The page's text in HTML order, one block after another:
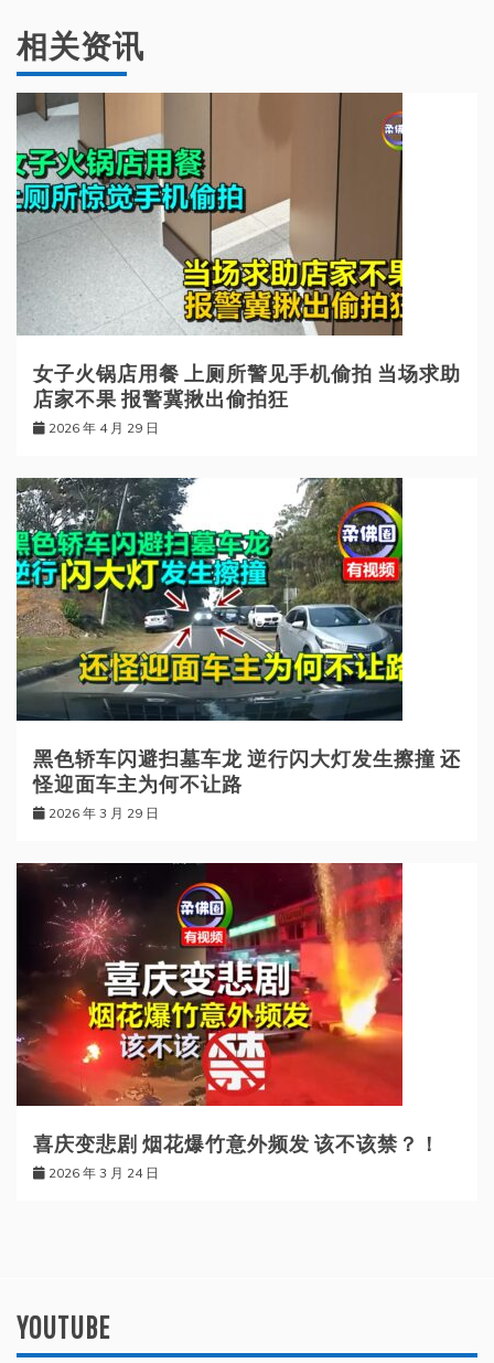
相关资讯
女子火锅店用餐 上厕所警见手机偷拍 当场求助
店家不果 报警冀揪出偷拍狂
2026 年 4 月 29 日
黑色轿车闪避扫墓车龙 逆行闪大灯发生擦撞 还
怪迎面车主为何不让路
2026 年 3 月 29 日
喜庆变悲剧 烟花爆竹意外频发 该不该禁？！
2026 年 3 月 24 日
YOUTUBE